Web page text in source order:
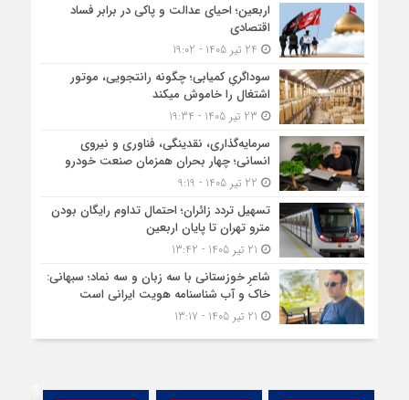
اربعین؛ احیای عدالت و پاکی در برابر فساد
اقتصادی
سوداگریِ کمیابی؛ چگونه رانتجویی، موتور
اشتغال را خاموش میکند
سرمایه‌گذاری، نقدینگی، فناوری و نیروی
انسانی؛ چهار بحران همزمان صنعت خودرو
تسهیل تردد زائران؛ احتمال تداوم رایگان بودن
مترو تهران تا پایان اربعین
شاعرِ خوزستانی با سه زبان و سه نماد؛ سبهانی:
خاک و آب شناسنامه هویت ایرانی است